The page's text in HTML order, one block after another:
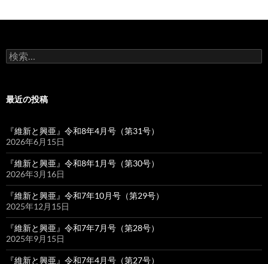
検
索:
最近の投稿
『維新と興亜』令和8年4月号（第31号）
2026年6月15日
『維新と興亜』令和8年1月号（第30号）
2026年3月16日
『維新と興亜』令和7年10月号（第29号）
2025年12月15日
『維新と興亜』令和7年7月号（第28号）
2025年9月15日
『維新と興亜』令和7年4月号（第27号）